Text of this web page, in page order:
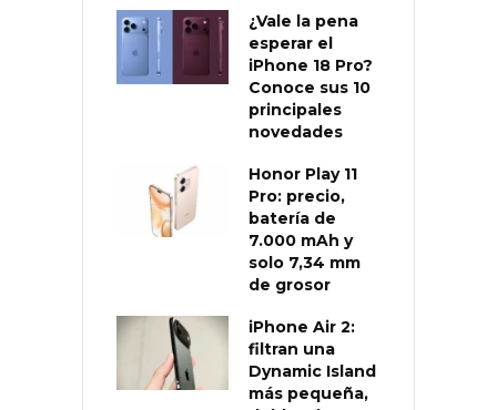
¿Vale la pena
esperar el
iPhone 18 Pro?
Conoce sus 10
principales
novedades
Honor Play 11
Pro: precio,
batería de
7.000 mAh y
solo 7,34 mm
de grosor
iPhone Air 2:
filtran una
Dynamic Island
más pequeña,